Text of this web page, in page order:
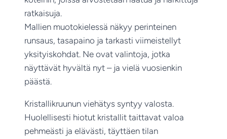
ratkaisuja.
Mallien muotokielessä näkyy perinteinen
runsaus, tasapaino ja tarkasti viimeistellyt
yksityiskohdat. Ne ovat valintoja, jotka
näyttävät hyvältä nyt – ja vielä vuosienkin
päästä.
Kristallikruunun viehätys syntyy valosta.
Huolellisesti hiotut kristallit taittavat valoa
pehmeästi ja elävästi, täyttäen tilan